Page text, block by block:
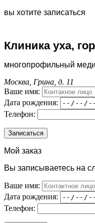
вы хотите записаться
Клиника уха,
многопрофильный
Москва, Грина, д. 11
Ваше имя:
Дата рождения:
Телефон:
Мой заказ
Вы записываетесь на
Ваше имя:
Дата рождения:
Телефон: